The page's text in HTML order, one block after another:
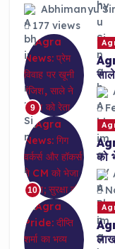
Abhimanyu
177 views
9
10
को